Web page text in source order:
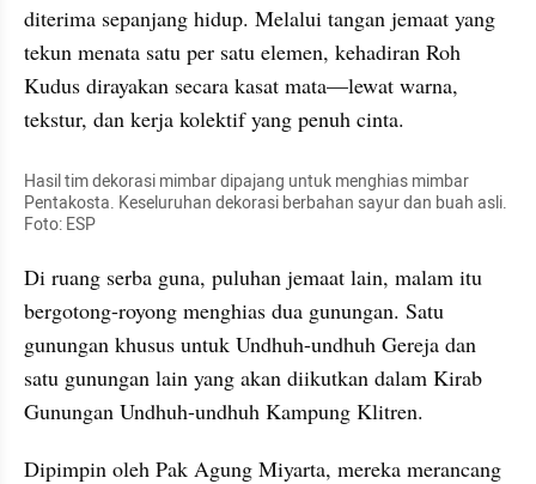
diterima sepanjang hidup. Melalui tangan jemaat yang
tekun menata satu per satu elemen, kehadiran Roh
Kudus dirayakan secara kasat mata—lewat warna,
tekstur, dan kerja kolektif yang penuh cinta.
Hasil tim dekorasi mimbar dipajang untuk menghias mimbar
Pentakosta. Keseluruhan dekorasi berbahan sayur dan buah asli.
Foto: ESP
Di ruang serba guna, puluhan jemaat lain, malam itu
bergotong-royong menghias dua gunungan. Satu
gunungan khusus untuk Undhuh-undhuh Gereja dan
satu gunungan lain yang akan diikutkan dalam Kirab
Gunungan Undhuh-undhuh Kampung Klitren.
Dipimpin oleh Pak Agung Miyarta, mereka merancang